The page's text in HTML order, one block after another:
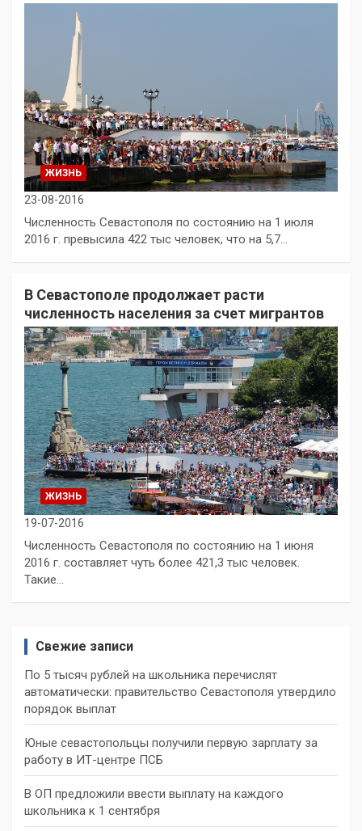
ЖИЗНЬ
23-08-2016
Численность Севастополя по состоянию на 1 июля
2016 г. превысила 422 тыс человек, что на 5,7…
В Севастополе продолжает расти
численность населения за счет мигрантов
ЖИЗНЬ
19-07-2016
Численность Севастополя по состоянию на 1 июня
2016 г. составляет чуть более 421,3 тыс человек.
Такие…
Свежие записи
По 5 тысяч рублей на школьника перечислят
автоматически: правительство Севастополя утвердило
порядок выплат
Юные севастопольцы получили первую зарплату за
работу в ИТ-центре ПСБ
В ОП предложили ввести выплату на каждого
школьника к 1 сентября